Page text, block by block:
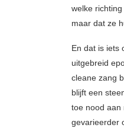
welke
maar dat ze
En dat is iets
uitgebreid
cleane zang
blijft een
toe nood aan
gevarieerder